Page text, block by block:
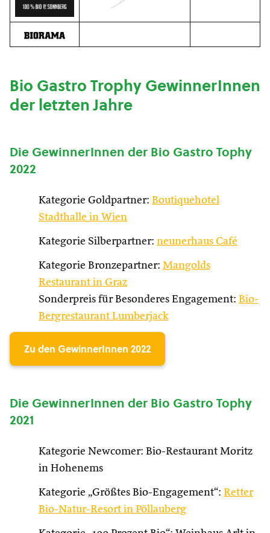
Bio Gastro Trophy GewinnerInnen
der letzten Jahre
Die GewinnerInnen der Bio Gastro Tophy
2022
Kategorie Goldpartner: Boutiquehotel
Stadthalle in Wien
Kategorie Silberpartner: neunerhaus Café
Kategorie Bronzepartner: Mangolds
Restaurant in Graz
Sonderpreis für Besonderes Engagement: Bio-
Bergrestaurant Lumberjack
Zu den GewinnerInnen 2022
Die GewinnerInnen der Bio Gastro Tophy
2021
Kategorie Newcomer: Bio-Restaurant Moritz
in Hohenems
Kategorie „Größtes Bio-Engagement“: Retter
Bio-Natur-Resort in Pöllauberg